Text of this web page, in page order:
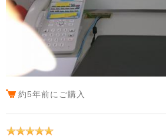
約5年前にご購入